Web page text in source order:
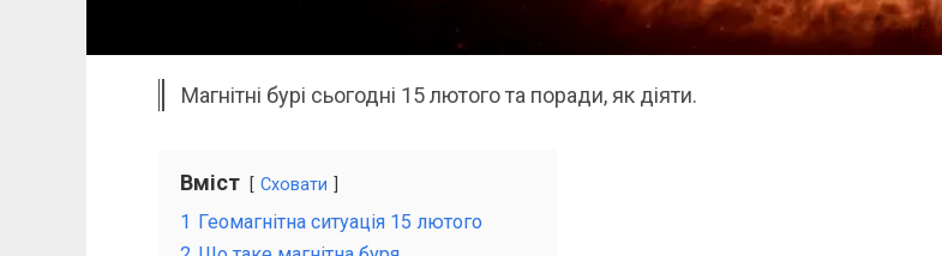
Магнітні бурі сьогодні 15 лютого та поради, як діяти.
Вміст Сховати
1 Геомагнітна ситуація 15 лютого